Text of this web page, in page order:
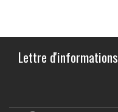
Lettre d'informations